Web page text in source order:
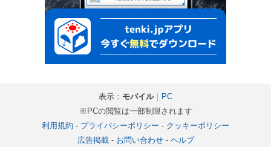
表示： モバイル｜ PC
※PCの閲覧は一部制限されます
利用規約 - プライバシーポリシー - クッキーポリシー
広告掲載- お問い合わせ- ヘルプ